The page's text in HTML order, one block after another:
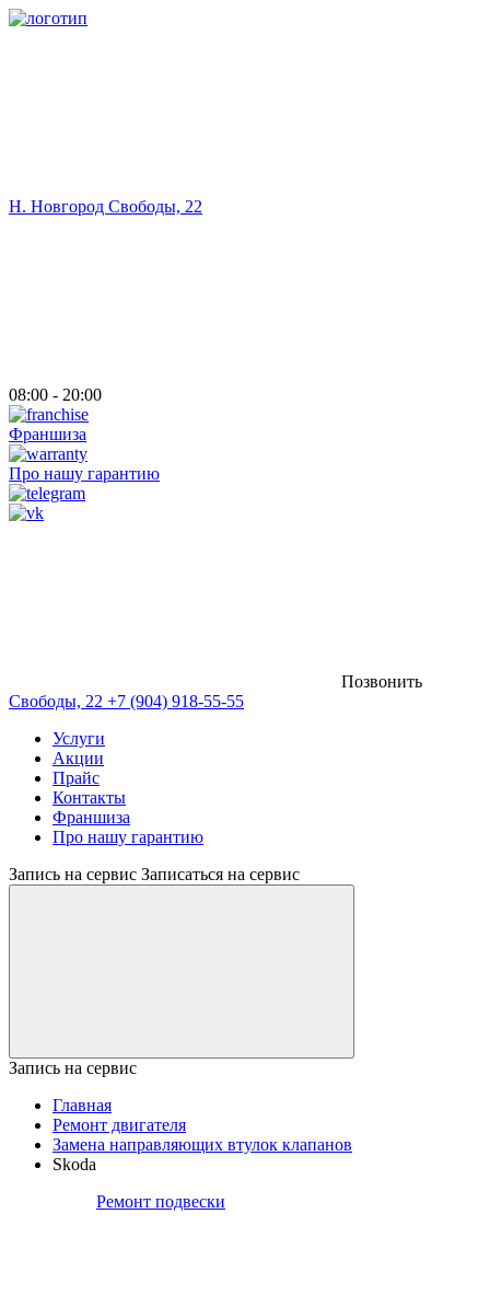
Н. Новгород Свободы, 22
08:00 - 20:00
Франшиза
Про нашу гарантию
Позвонить
Свободы, 22 +7 (904) 918-55-55
Услуги
Акции
Прайс
Контакты
Франшиза
Про нашу гарантию
Запись на сервис Записаться на сервис
Запись на сервис
Главная
Ремонт двигателя
Замена направляющих втулок клапанов
Skoda
Ремонт подвески